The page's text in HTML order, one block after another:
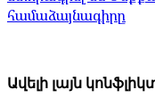
համաձայնագիրը
Ավելի լայն